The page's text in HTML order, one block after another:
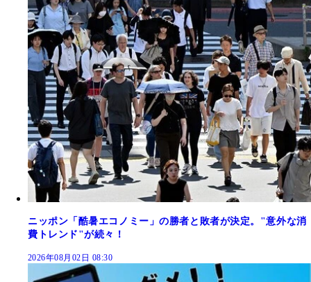
ニッポン「酷暑エコノミー」の勝者と敗者が決定。"意外な消
費トレンド"が続々！
2026年08月02日 08:30